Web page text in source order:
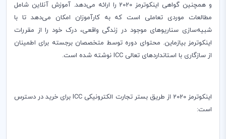
و همچنین گواهی اینکوترمز 2020 را ارائه می‌دهد. آموزش آنلاین شامل
مطالعات موردی تعاملی است که به کارآموزان امکان می‌دهد تا با
شبیه‌سازی سناریوهای موجود در زندگی واقعی، درک خود را از مقررات
اینکوترمز بیازماین. محتوای دوره توسط متخصصان برجسته برای اطمینان
از سازگاری با استانداردهای تعالی ICC نوشته شده است.
اینکوترمز 2020 از طریق بستر تجارت الکترونیکی ICC برای خرید در دسترس
است: